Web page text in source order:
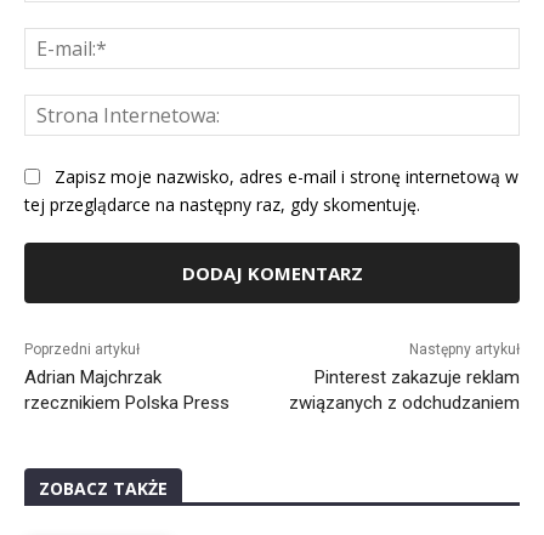
Zapisz moje nazwisko, adres e-mail i stronę internetową w
tej przeglądarce na następny raz, gdy skomentuję.
Poprzedni artykuł
Adrian Majchrzak
rzecznikiem Polska Press
Następny artykuł
Pinterest zakazuje reklam
związanych z odchudzaniem
ZOBACZ TAKŻE